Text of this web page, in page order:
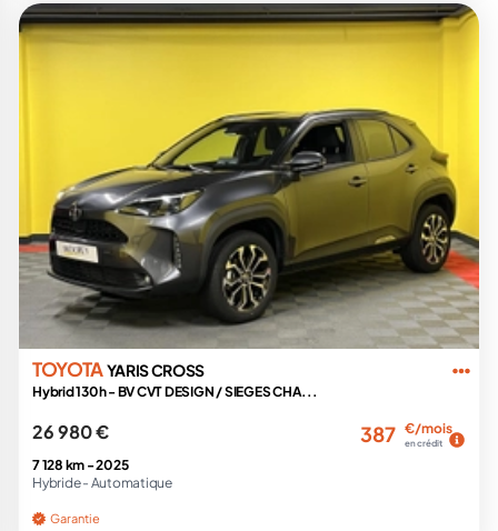
TOYOTAYARIS CROSS
Hybrid 130h - BV CVT DESIGN / SIEGES CHA...
26 980 € 387 €/mois
en crédit
7 128 km -2025
Hybride - Automatique
Garantie